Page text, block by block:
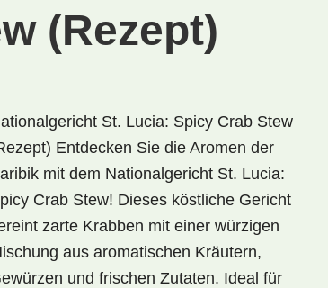
(Rezept)
St. Lucia: Spicy Crab Stew
Entdecken Sie die Aromen der
mit dem Nationalgericht St. Lucia:
Crab Stew! Dieses köstliche Gericht
zarte Krabben mit einer würzigen
aus aromatischen Kräutern,
und frischen Zutaten. Ideal für